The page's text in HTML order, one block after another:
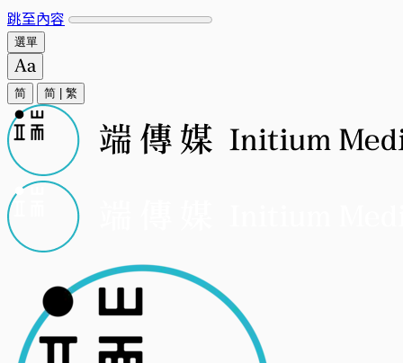
跳至內容
選單
简 简 繁